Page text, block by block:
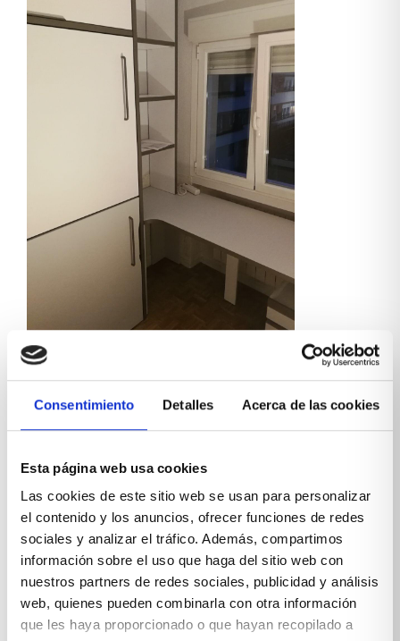
Consentimiento Detalles Acerca de las cookies
Esta página web usa cookies
Las cookies de este sitio web se usan para personalizar
el contenido y los anuncios, ofrecer funciones de redes
sociales y analizar el tráfico. Además, compartimos
información sobre el uso que haga del sitio web con
nuestros partners de redes sociales, publicidad y análisis
web, quienes pueden combinarla con otra información
que les haya proporcionado o que hayan recopilado a
La importancia del
almacenaje
Lascamas abatiblesse pueden adaptar a todo
tipo de diseños. Este modelo vertical es perfecto
para contar rápidamente con una zona de
descanso. El resto de la habitación se centro en el
almacenaje con estanterías y cajones en escalera.
Un diseño adaptado a medidapara conseguir el
mueble perfecto.